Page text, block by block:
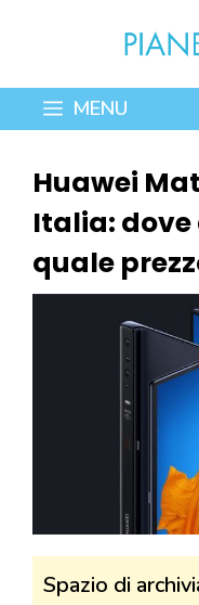
contenuto
MENU
Huawei
Italia: dove
quale
Spazio di